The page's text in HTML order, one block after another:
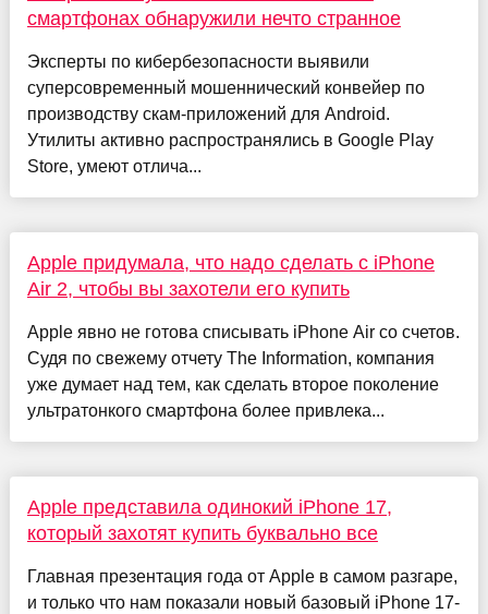
смартфонах обнаружили нечто странное
Эксперты по кибербезопасности выявили
суперсовременный мошеннический конвейер по
производству скам-приложений для Android.
Утилиты активно распространялись в Google Play
Store, умеют отлича...
Apple придумала, что надо сделать с iPhone
Air 2, чтобы вы захотели его купить
Apple явно не готова списывать iPhone Air со счетов.
Судя по свежему отчету The Information, компания
уже думает над тем, как сделать второе поколение
ультратонкого смартфона более привлека...
Apple представила одинокий iPhone 17,
который захотят купить буквально все
Главная презентация года от Apple в самом разгаре,
и только что нам показали новый базовый iPhone 17-